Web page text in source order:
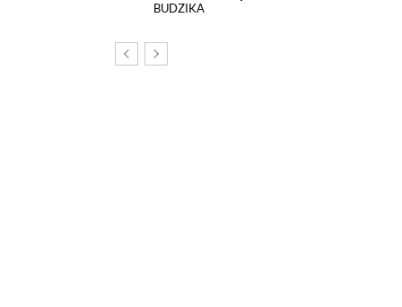
BUDZIKA
na tej stronie został
śledzących.